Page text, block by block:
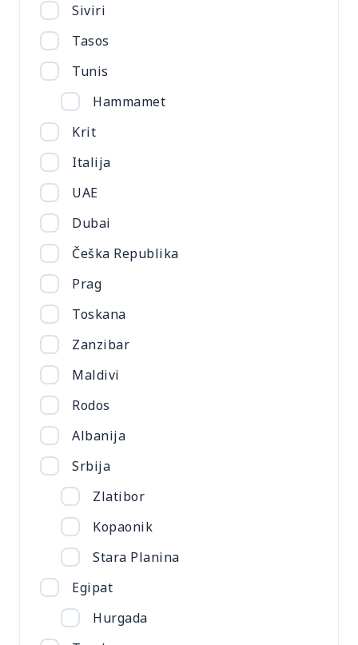
Siviri
Tasos
Tunis
Hammamet
Krit
Italija
UAE
Dubai
Češka Republika
Prag
Toskana
Zanzibar
Maldivi
Rodos
Albanija
Srbija
Zlatibor
Kopaonik
Stara Planina
Egipat
Hurgada